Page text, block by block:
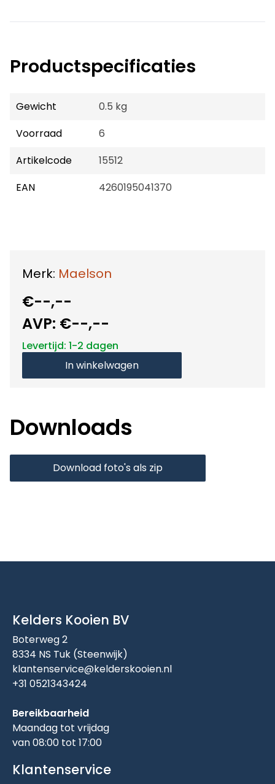
Productspecificaties
Gewicht
0.5 kg
Voorraad
6
Artikelcode
15512
EAN
4260195041370
Merk: Maelson
€--,--
AVP: €--,--
Levertijd: 1-2 dagen
In winkelwagen
Downloads
Download foto's als zip
Kelders Kooien BV
Boterweg 2
8334 NS Tuk (Steenwijk)
klantenservice@kelderskooien.nl
+31 0521343424
Bereikbaarheid
Maandag tot vrijdag
van 08:00 tot 17:00
Klantenservice